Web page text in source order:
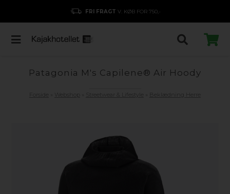
FRI FRAGT V. KØB FOR 750,-
Patagonia M's Capilene® Air Hoody